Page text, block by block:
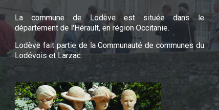
La commune de Lodève est située dans le
département de l'Hérault, en région Occitanie.
Lodève fait partie de la Communauté de communes du
Lodévois et Larzac.